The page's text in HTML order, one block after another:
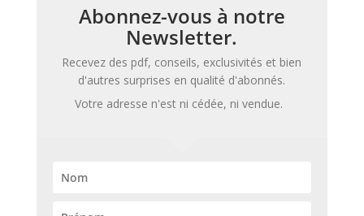
Abonnez-vous à notre
Newsletter.
Recevez des pdf, conseils, exclusivités et bien
d'autres surprises en qualité d'abonnés.
Votre adresse n'est ni cédée, ni vendue.